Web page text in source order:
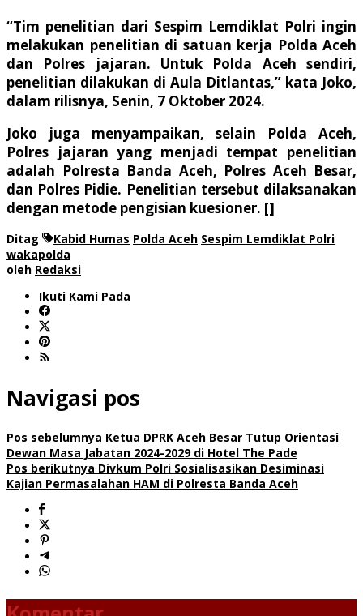
“Tim penelitian dari Sespim Lemdiklat Polri ingin
melakukan penelitian di satuan kerja Polda Aceh
dan Polres jajaran. Untuk Polda Aceh sendiri,
penelitian dilakukan di Aula Ditlantas,” kata Joko,
dalam rilisnya, Senin, 7 Oktober 2024.
Joko juga menyampaikan, selain Polda Aceh,
Polres jajaran yang menjadi tempat penelitian
adalah Polresta Banda Aceh, Polres Aceh Besar,
dan Polres Pidie. Penelitian tersebut dilaksanakan
dengan metode pengisian kuesioner. []
Ditag Kabid Humas Polda Aceh Sespim Lemdiklat Polri
wakapolda
oleh Redaksi
Ikuti Kami Pada
Navigasi pos
Pos sebelumnya Ketua DPRK Aceh Besar Tutup Orientasi
Dewan Masa Jabatan 2024-2029 di Hotel The Pade
Pos berikutnya Divkum Polri Sosialisasikan Desiminasi
Kajian Permasalahan HAM di Polresta Banda Aceh